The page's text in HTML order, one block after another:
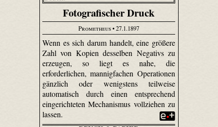
Fotografischer Druck
Prometheus• 27.1.1897
Wenn es sich darum handelt, eine größere
Zahl von Kopien desselben Negativs zu
erzeugen, so liegt es nahe, die
erforderlichen, mannigfachen Operationen
gänzlich oder wenigstens teilweise
automatisch durch einen entsprechend
eingerichteten Mechanismus vollziehen zu
lassen.